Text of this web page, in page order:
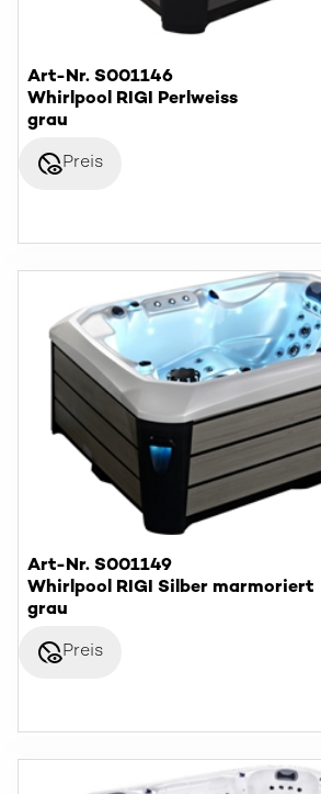
Art-Nr. S001146
Whirlpool RIGI Perlweiss
grau
disabled_visiblePreis
Art-Nr. S001149
Whirlpool RIGI Silber marmoriert
grau
disabled_visiblePreis